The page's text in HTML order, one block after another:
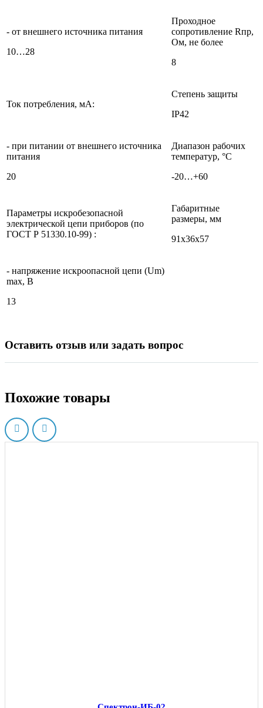
- от внешнего источника питания
10…28
Проходное
сопротивление Rпр,
Ом, не более
8
Ток потребления, мА:
Степень защиты
IP42
- при питании от внешнего источника
питания
20
Диапазон рабочих
температур, °С
-20…+60
Параметры искробезопасной
электрической цепи приборов (по
ГОСТ Р 51330.10-99) :
Габаритные
размеры, мм
91х36х57
- напряжение искроопасной цепи (Um)
max, В
13
Оставить отзыв или задать вопрос
Похожие товары